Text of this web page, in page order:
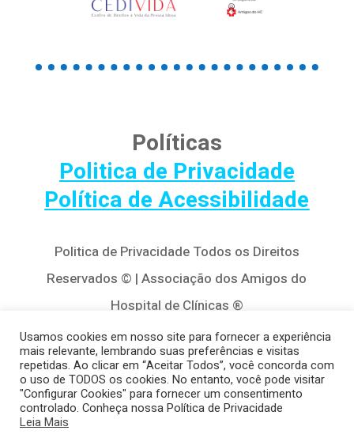
Políticas
Politica de Privacidade
Política de Acessibilidade
Politica de Privacidade Todos os Direitos
Reservados © | Associação dos Amigos do
Hospital de Clínicas ®
Av. Agostinho Leão Jr, 320 – Alto da Glória,
80030-110, Curitiba / PR
(41) 3122-8650 | contato@cedivida.org.br
CNPJ: 79.698.643/0001-00
Usamos cookies em nosso site para fornecer a experiência
mais relevante, lembrando suas preferências e visitas
repetidas. Ao clicar em “Aceitar Todos”, você concorda com
o uso de TODOS os cookies. No entanto, você pode visitar
"Configurar Cookies" para fornecer um consentimento
controlado. Conheça nossa Política de Privacidade
Leia Mais